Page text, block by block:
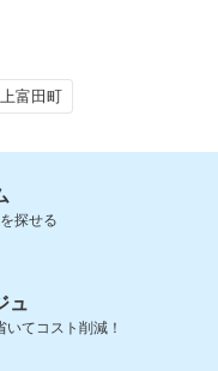
上富田町
探せる
ュ
てコスト削減！